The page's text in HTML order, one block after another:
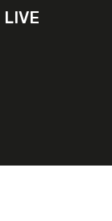
LIVE